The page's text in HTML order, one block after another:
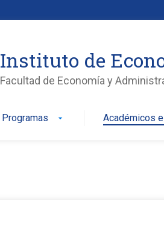
Instituto de
Facultad de Economía y
Programas arrow_drop_down Académicos